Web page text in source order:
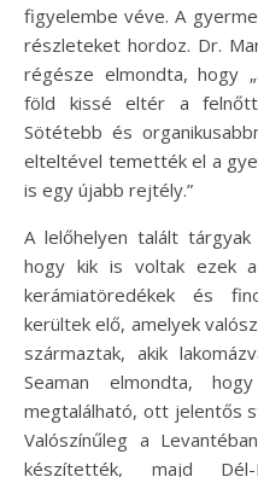
figyelembe véve. A
részleteket hordoz. Dr.
régésze elmondta, hogy
föld kissé eltér a
Sötétebb és
elteltével temették el a
is egy újabb rejtély.”
A lelőhelyen talált
hogy kik is voltak ezek
kerámiatöredékek és
kerültek elő, amelyek
származtak, akik
Seaman elmondta,
megtalálható, ott jelentős
Valószínűleg a
készítették, majd Dél-